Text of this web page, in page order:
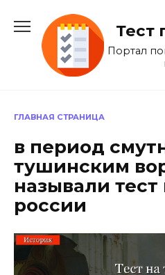
содержанию
Тест
Портал
ГЛАВНАЯ СТРАНИЦА
в период
тушинским
называли
россии